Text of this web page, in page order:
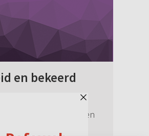
en bekeerd
van Vader, Zoon en